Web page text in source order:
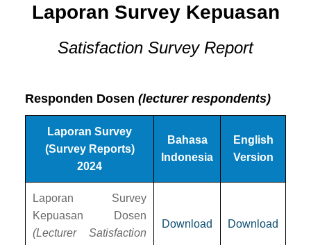
Laporan Survey Kepuasan
Satisfaction Survey Report
Responden Dosen (lecturer respondents)
Laporan Survey
(Survey Reports)
2024
Bahasa
Indonesia
English
Version
Laporan Survey
Kepuasan Dosen
(Lecturer Satisfaction
Download Download